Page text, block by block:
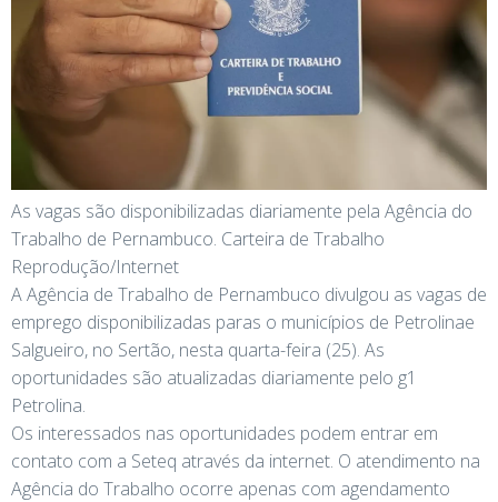
As vagas são disponibilizadas diariamente pela Agência do
Trabalho de Pernambuco. Carteira de Trabalho
Reprodução/Internet
A Agência de Trabalho de Pernambuco divulgou as vagas de
emprego disponibilizadas paras o municípios de Petrolinae
Salgueiro, no Sertão, nesta quarta-feira (25). As
oportunidades são atualizadas diariamente pelo g1
Petrolina.
Os interessados nas oportunidades podem entrar em
contato com a Seteq através da internet. O atendimento na
Agência do Trabalho ocorre apenas com agendamento